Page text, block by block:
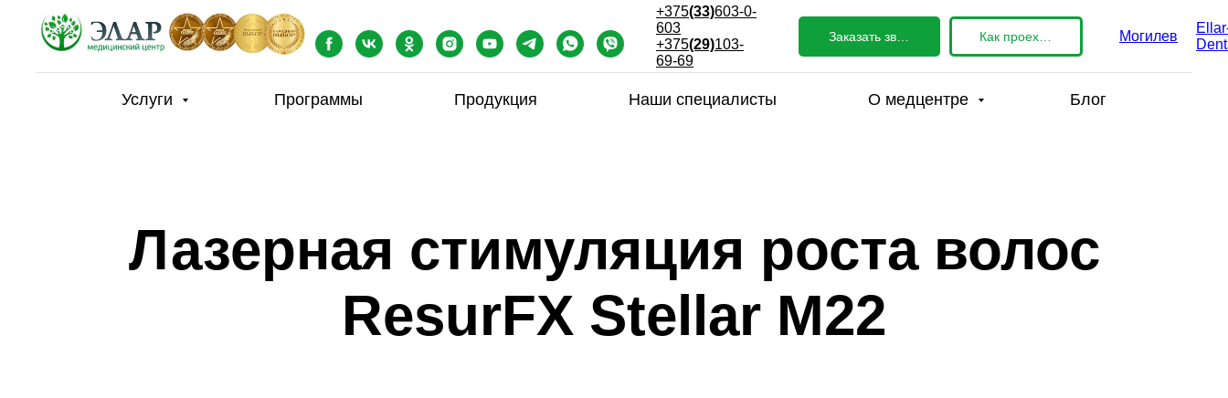
+375(33)603-0-
603
+375(29)103-
69-69
Как проехать? Могилев
Услуги Программы Продукция Наши специалисты О медцентре Блог
Лазерная стимуляция роста волос
ResurFX Stellar M22